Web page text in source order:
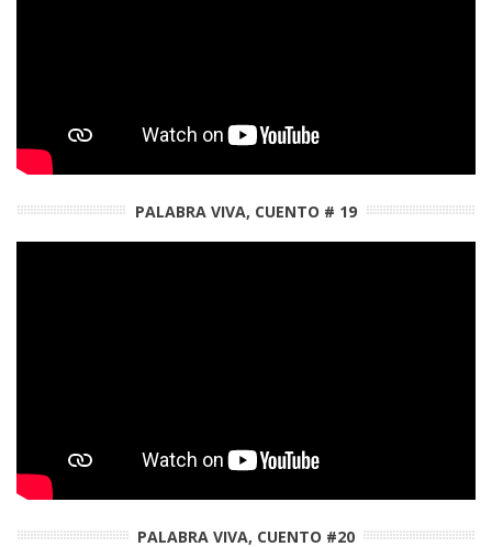
PALABRA VIVA, CUENTO # 19
PALABRA VIVA, CUENTO #20